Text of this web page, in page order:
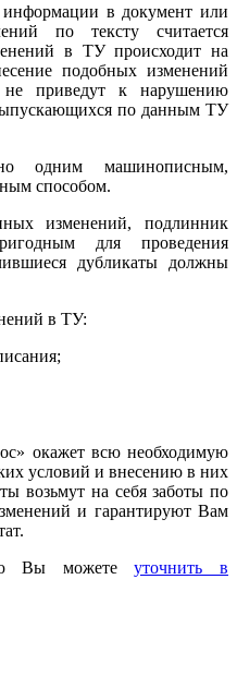
в документ или
по тексту считается
в ТУ происходит на
подобных изменений
не приведут к нарушению
по данным ТУ
одним машинописным,
способом.
изменений, подлинник
для проведения
дубликаты должны
в ТУ:
окажет всю необходимую
условий и внесению в них
возьмут на себя заботы по
и гарантируют Вам
Вы можетеуточнить в